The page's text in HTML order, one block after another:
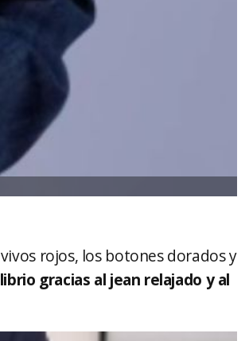
rojos, los botones dorados y
gracias al jean relajado y al